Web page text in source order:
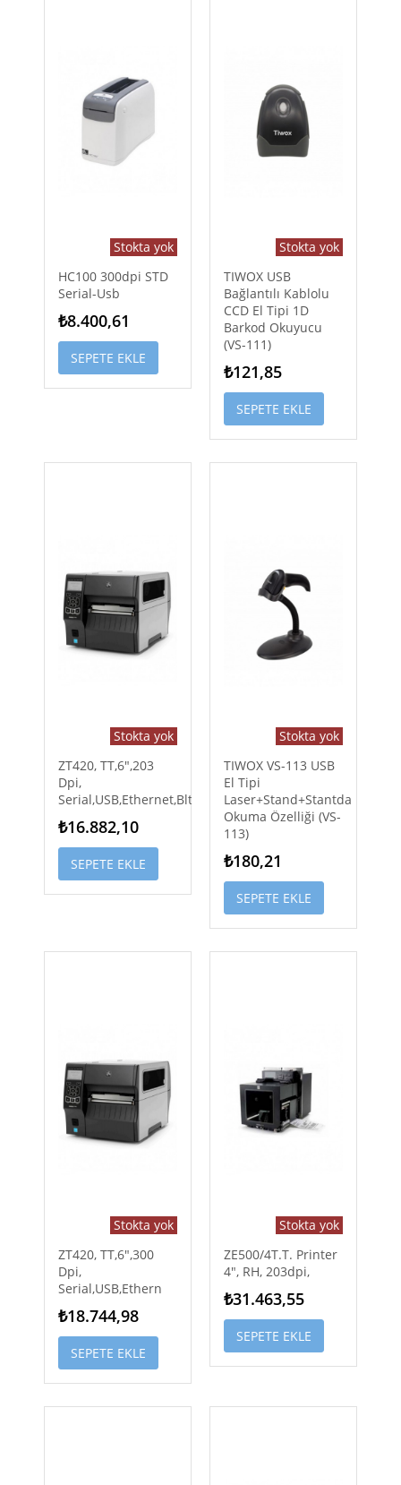
Stokta yok
HC100 300dpi STD
Serial-Usb
₺8.400,61
SEPETE EKLE
Stokta yok
TIWOX USB
Bağlantılı Kablolu
CCD El Tipi 1D
Barkod Okuyucu
(VS-111)
₺121,85
SEPETE EKLE
Stokta yok
ZT420, TT,6",203
Dpi,
Serial,USB,Ethernet,Blth.
₺16.882,10
SEPETE EKLE
Stokta yok
TIWOX VS-113 USB
El Tipi
Laser+Stand+Stantda
Okuma Özelliği (VS-
113)
₺180,21
SEPETE EKLE
Stokta yok
ZT420, TT,6",300
Dpi,
Serial,USB,Ethern
₺18.744,98
SEPETE EKLE
Stokta yok
ZE500/4T.T. Printer
4", RH, 203dpi,
₺31.463,55
SEPETE EKLE